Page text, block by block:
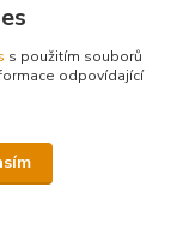
o fakturační
s použitím souborů
odpovídající